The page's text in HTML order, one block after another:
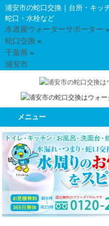
浦安市の蛇口交換｜台所・キッ
蛇口・水栓など
水道屋ウォーターサポーター »
蛇口交換 »
千葉県 »
浦安市
メニュー